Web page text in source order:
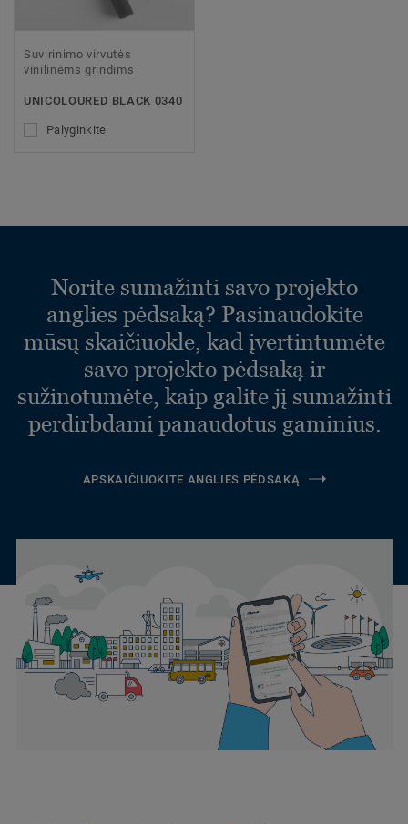
Suvirinimo virvutės
vinilinėms grindims
UNICOLOURED BLACK 0340
Palyginkite
Norite sumažinti savo projekto
anglies pėdsaką? Pasinaudokite
mūsų skaičiuokle, kad įvertintumėte
savo projekto pėdsaką ir
sužinotumėte, kaip galite jį sumažinti
perdirbdami panaudotus gaminius.
APSKAIČIUOKITE ANGLIES PĖDSAKĄ